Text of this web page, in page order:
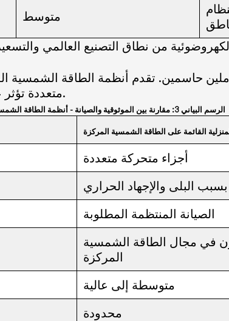
متوسط
حاسمين. تقدم أنظمة الطاقة الشمسية
متعددة تؤثر على الاستقرار على المدى الطويل.
الرسم البياني 3: مقارنة بين الموثوقية والصيانة - أنظمة الطاقة الشمسية المركزة مقابل الأنظمة الكهروضوئية + البطاريات
القائمة على الطاقة الشمسية المركزة
أجزاء متحركة متعددة
البلى والإجهاد الحراري
الصيانة المنتظمة المطلوبة
في مجال الطاقة الشمسية
المركزة
متوسطة إلى عالية
محدودة